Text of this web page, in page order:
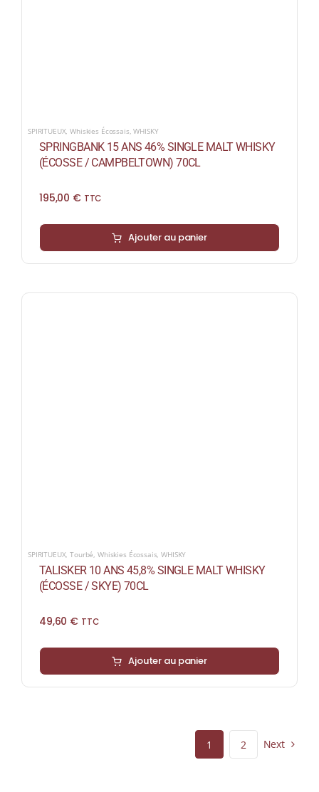
SPIRITUEUX,Whiskies Écossais,WHISKY
SPRINGBANK 15 ANS 46% SINGLE MALT WHISKY
(ÉCOSSE / CAMPBELTOWN) 70CL
195,00 € TTC
Ajouter au panier
SPIRITUEUX,Tourbé, Whiskies Écossais,WHISKY
TALISKER 10 ANS 45,8% SINGLE MALT WHISKY
(ÉCOSSE / SKYE) 70CL
49,60 € TTC
Ajouter au panier
1 2 Next